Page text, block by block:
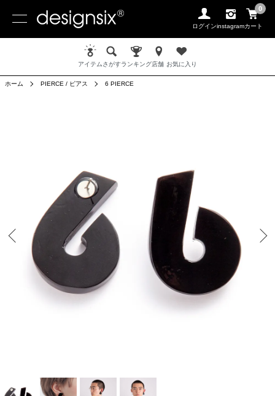
ログインinstagram
0
カート
アイテムさがすランキング店舗 お気に入り
ホーム PIERCE / ピアス 6 PIERCE